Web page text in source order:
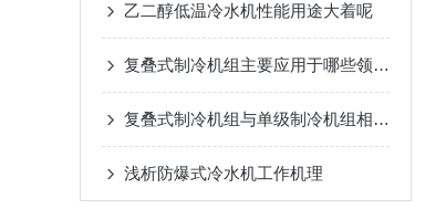
乙二醇低温冷水机性能用途大着呢
复叠式制冷机组主要应用于哪些领域？
复叠式制冷机组与单级制冷机组相比有哪些优势？
浅析​防爆式冷水机工作机理